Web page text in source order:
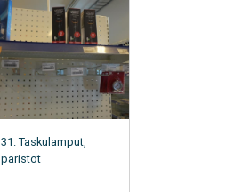
31. Taskulamput,
paristot